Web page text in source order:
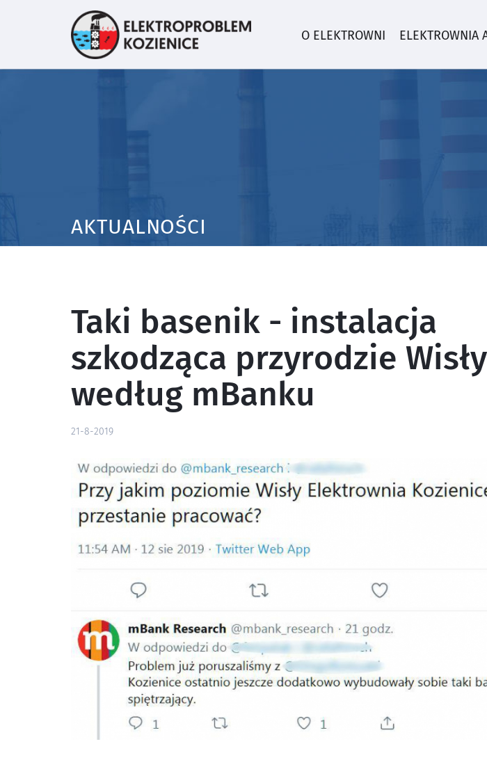
O ELEKTROWNI ELEKTROWNIA
AKTUALNOŚCI
Taki basenik - instalacja
szkodząca przyrodzie Wisły
według mBanku
21-8-2019